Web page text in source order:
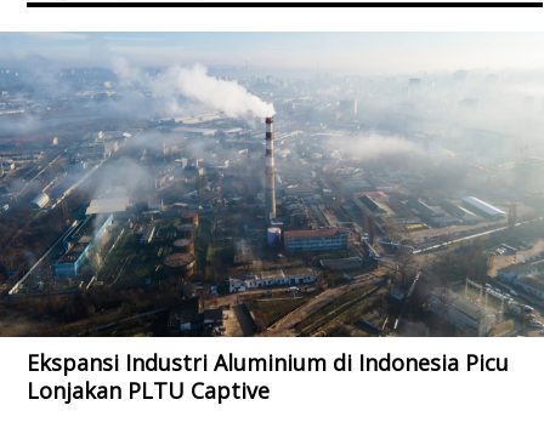
Ekspansi Industri Aluminium di Indonesia Picu
Lonjakan PLTU Captive